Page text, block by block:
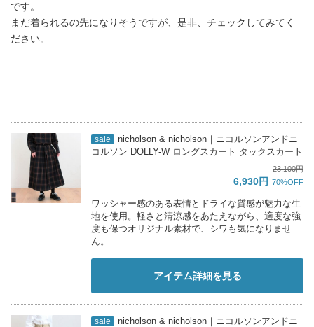
です。
まだ着られるの先になりそうですが、是非、チェックしてみてく
ださい。
sale
nicholson & nicholson｜ニコルソンアンドニ
コルソン DOLLY-W ロングスカート タックスカート
23,100円
6,930円 70%OFF
ワッシャー感のある表情とドライな質感が魅力な生
地を使用。軽さと清涼感をあたえながら、適度な強
度も保つオリジナル素材で、シワも気になりませ
ん。
アイテム詳細を見る
sale
nicholson & nicholson｜ニコルソンアンドニ